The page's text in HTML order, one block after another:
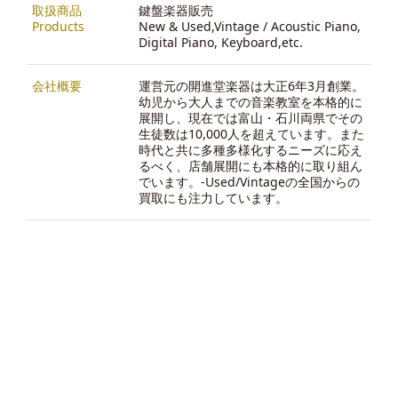
取扱商品
Products
鍵盤楽器販売
New & Used,Vintage / Acoustic Piano,
Digital Piano, Keyboard,etc.
会社概要
運営元の開進堂楽器は大正6年3月創業。
幼児から大人までの音楽教室を本格的に
展開し、現在では富山・石川両県でその
生徒数は10,000人を超えています。また
時代と共に多種多様化するニーズに応え
るべく、店舗展開にも本格的に取り組ん
でいます。-Used/Vintageの全国からの
買取にも注力しています。